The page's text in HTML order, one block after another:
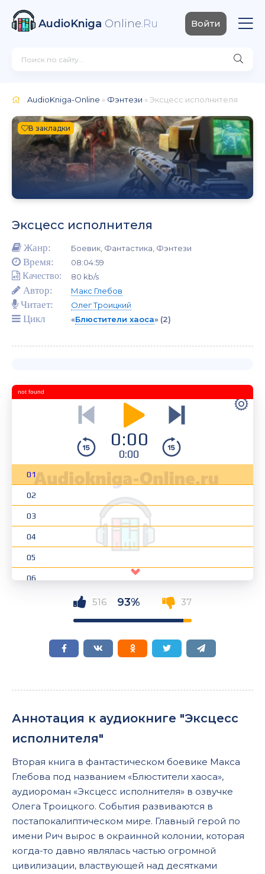
AudioKniga Online.Ru Войти
AudioKniga-Online » Фэнтези » Эксцесс исполнителя
В закладки
Эксцесс исполнителя
Жанр: Боевик, Фантастика, Фэнтези
Время: 08:04:59
Качество: 80 kb/s
Автор: Макс Глебов
Читает: Олег Троицкий
Цикл «Блюстители хаоса» (2)
0:00
0:00
01
02
03
04
05
06
not found
516 93% 37
Аннотация к аудиокниге "Эксцесс
исполнителя"
Вторая книга в фантастическом боевике Макса
Глебова под названием «Блюстители хаоса»,
аудиороман «Эксцесс исполнителя» в озвучке
Олега Троицкого. События развиваются в
постапокалиптическом мире. Главный герой по
имени Рич вырос в окраинной колонии, которая
когда-то давно являлась частью огромной
цивилизации, властвующей над десятками